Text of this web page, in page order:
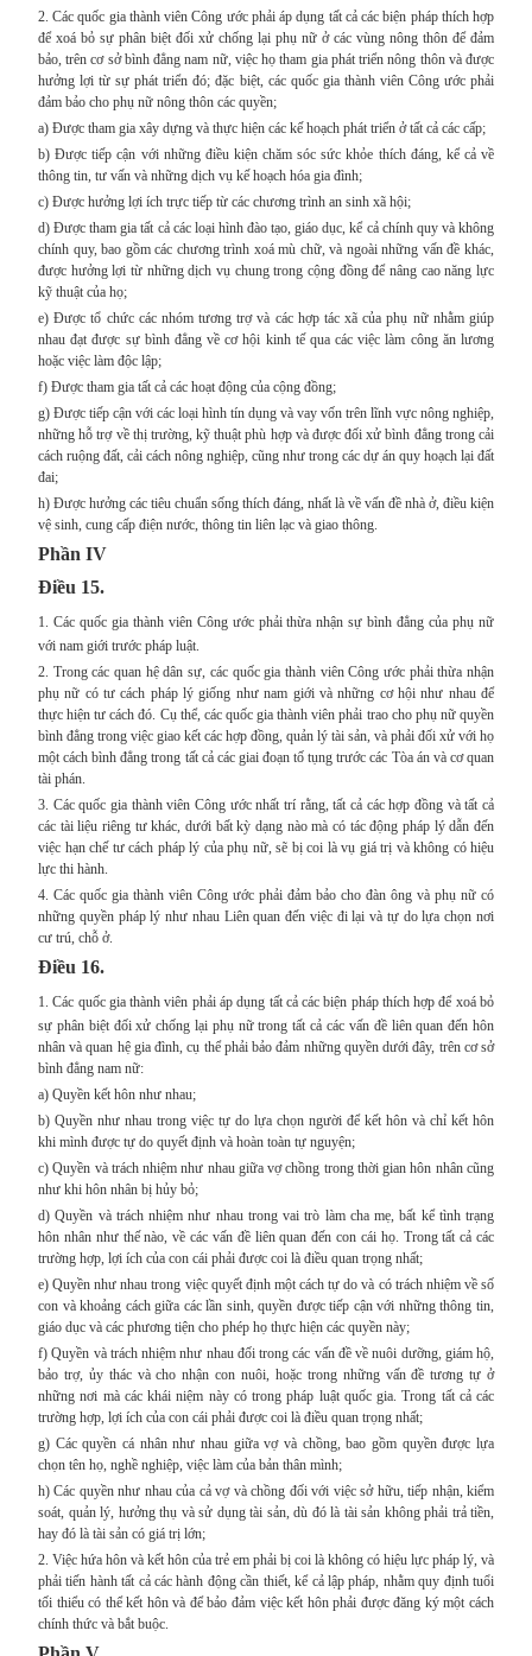
2. Các quốc gia thành viên Công ước phải áp dụng tất cả các biện pháp thích hợp
để xoá bỏ sự phân biệt đối xử chống lại phụ nữ ở các vùng nông thôn để đảm
bảo, trên cơ sở bình đẳng nam nữ, việc họ tham gia phát triển nông thôn và được
hưởng lợi từ sự phát triển đó; đặc biệt, các quốc gia thành viên Công ước phải
đảm bảo cho phụ nữ nông thôn các quyền;
a) Được tham gia xây dựng và thực hiện các kế hoạch phát triển ở tất cả các cấp;
b) Được tiếp cận với những điều kiện chăm sóc sức khỏe thích đáng, kể cả về
thông tin, tư vấn và những dịch vụ kế hoạch hóa gia đình;
c) Được hưởng lợi ích trực tiếp từ các chương trình an sinh xã hội;
d) Được tham gia tất cả các loại hình đào tạo, giáo dục, kể cả chính quy và không
chính quy, bao gồm các chương trình xoá mù chữ, và ngoài những vấn đề khác,
được hưởng lợi từ những dịch vụ chung trong cộng đồng để nâng cao năng lực
kỹ thuật của họ;
e) Được tổ chức các nhóm tương trợ và các hợp tác xã của phụ nữ nhằm giúp
nhau đạt được sự bình đẳng về cơ hội kinh tế qua các việc làm công ăn lương
hoặc việc làm độc lập;
f) Được tham gia tất cả các hoạt động của cộng đồng;
g) Được tiếp cận với các loại hình tín dụng và vay vốn trên lĩnh vực nông nghiệp,
những hỗ trợ về thị trường, kỹ thuật phù hợp và được đối xử bình đẳng trong cải
cách ruộng đất, cải cách nông nghiệp, cũng như trong các dự án quy hoạch lại đất
đai;
h) Được hưởng các tiêu chuẩn sống thích đáng, nhất là về vấn đề nhà ở, điều kiện
vệ sinh, cung cấp điện nước, thông tin liên lạc và giao thông.
Phần IV
Điều 15.
1. Các quốc gia thành viên Công ước phải thừa nhận sự bình đẳng của phụ nữ
với nam giới trước pháp luật.
2. Trong các quan hệ dân sự, các quốc gia thành viên Công ước phải thừa nhận
phụ nữ có tư cách pháp lý giống như nam giới và những cơ hội như nhau để
thực hiện tư cách đó. Cụ thể, các quốc gia thành viên phải trao cho phụ nữ quyền
bình đẳng trong việc giao kết các hợp đồng, quản lý tài sản, và phải đối xử với họ
một cách bình đẳng trong tất cả các giai đoạn tố tụng trước các Tòa án và cơ quan
tài phán.
3. Các quốc gia thành viên Công ước nhất trí rằng, tất cả các hợp đồng và tất cả
các tài liệu riêng tư khác, dưới bất kỳ dạng nào mà có tác động pháp lý dẫn đến
việc hạn chế tư cách pháp lý của phụ nữ, sẽ bị coi là vụ giá trị và không có hiệu
lực thi hành.
4. Các quốc gia thành viên Công ước phải đảm bảo cho đàn ông và phụ nữ có
những quyền pháp lý như nhau Liên quan đến việc đi lại và tự do lựa chọn nơi
cư trú, chỗ ở.
Điều 16.
1.Các quốc gia thành viên phải áp dụng tất cả các biện pháp thích hợp để xoá bỏ
sự phân biệt đối xử chống lại phụ nữ trong tất cả các vấn đề liên quan đến hôn
nhân và quan hệ gia đình, cụ thể phải bảo đảm những quyền dưới đây, trên cơ sở
bình đẳng nam nữ:
a) Quyền kết hôn như nhau;
b) Quyền như nhau trong việc tự do lựa chọn người để kết hôn và chỉ kết hôn
khi mình được tự do quyết định và hoàn toàn tự nguyện;
c) Quyền và trách nhiệm như nhau giữa vợ chồng trong thời gian hôn nhân cũng
như khi hôn nhân bị hủy bỏ;
d) Quyền và trách nhiệm như nhau trong vai trò làm cha mẹ, bất kể tình trạng
hôn nhân như thế nào, về các vấn đề liên quan đến con cái họ. Trong tất cả các
trường hợp, lợi ích của con cái phải được coi là điều quan trọng nhất;
e) Quyền như nhau trong việc quyết định một cách tự do và có trách nhiệm về số
con và khoảng cách giữa các lần sinh, quyền được tiếp cận với những thông tin,
giáo dục và các phương tiện cho phép họ thực hiện các quyền này;
f) Quyền và trách nhiệm như nhau đối trong các vấn đề về nuôi dưỡng, giám hộ,
bảo trợ, ủy thác và cho nhận con nuôi, hoặc trong những vấn đề tương tự ở
những nơi mà các khái niệm này có trong pháp luật quốc gia. Trong tất cả các
trường hợp, lợi ích của con cái phải được coi là điều quan trọng nhất;
g) Các quyền cá nhân như nhau giữa vợ và chồng, bao gồm quyền được lựa
chọn tên họ, nghề nghiệp, việc làm của bản thân mình;
h) Các quyền như nhau của cả vợ và chồng đối với việc sở hữu, tiếp nhận, kiểm
soát, quản lý, hưởng thụ và sử dụng tài sản, dù đó là tài sản không phải trả tiền,
hay đó là tài sản có giá trị lớn;
2. Việc hứa hôn và kết hôn của trẻ em phải bị coi là không có hiệu lực pháp lý, và
phải tiến hành tất cả các hành động cần thiết, kể cả lập pháp, nhằm quy định tuổi
tối thiểu có thể kết hôn và để bảo đảm việc kết hôn phải được đăng ký một cách
chính thức và bắt buộc.